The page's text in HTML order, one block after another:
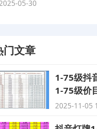
05-30
门文章
1-75级抖
1-75级价
2025-11-05